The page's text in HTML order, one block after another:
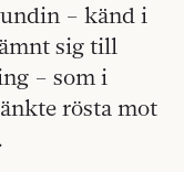
– känd i
sig till
– som i
rösta mot